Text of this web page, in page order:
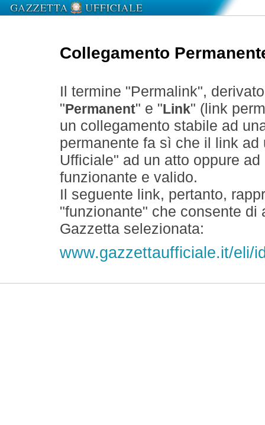
Collegamento
Il termine "Permalink",
" Permanent" e " Link" (link
un collegamento stabile ad
permanente fa sì che il link
Ufficiale" ad un atto oppure
funzionante e valido.
Il seguente link, pertanto,
"funzionante" che consente
Gazzetta selezionata:
www.gazzettaufficiale.it/eli/